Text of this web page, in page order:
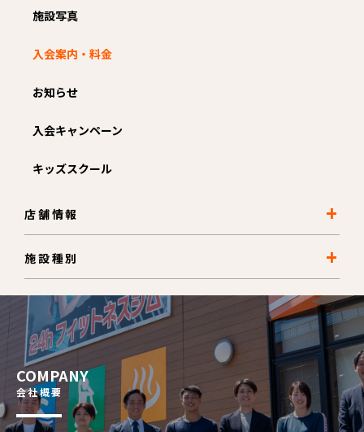
施設写真
入会案内・料金
お知らせ
入会キャンペーン
キッズスクール
店舗情報
施設種別
COMPANY
会社概要